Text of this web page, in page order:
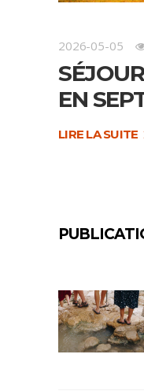
2026-05-05
EN
LIRE LA SUITE